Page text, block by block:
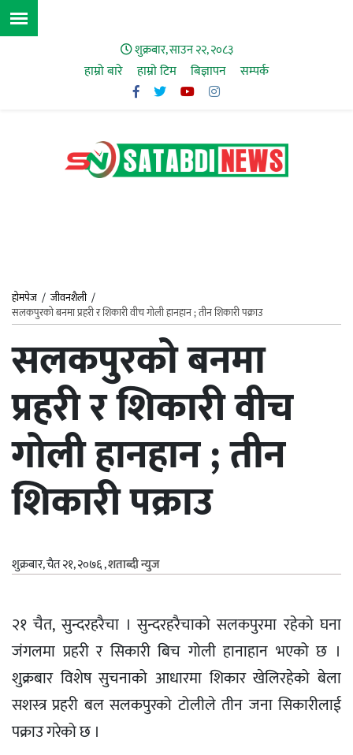
शुक्रबार, साउन २२, २०८३
हाम्रो बारे हाम्राे टिम बिज्ञापन सम्पर्क
होमपेज /जीवनशैली/
सलकपुरको बनमा प्रहरी र शिकारी वीच गोली हानहान ; तीन शिकारी पक्राउ
सलकपुरको बनमा
प्रहरी र शिकारी वीच
गोली हानहान ; तीन
शिकारी पक्राउ
शुक्रबार, चैत २१, २०७६,शताब्दी न्युज
२१ चैत, सुन्दरहरैचा । सुन्दरहरैचाको सलकपुरमा रहेको घना
जंगलमा प्रहरी र सिकारी बिच गोली हानाहान भएको छ ।
शुक्रबार विशेष सुचनाको आधारमा शिकार खेलिरहेको बेला
सशस्त्र प्रहरी बल सलकपुरको टोलीले तीन जना सिकारीलाई
पक्राउ गरेको छ ।